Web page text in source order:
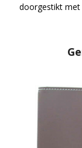
doorgestikt met